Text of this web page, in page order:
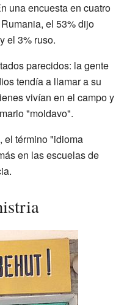
una encuesta en cuatro
el 53% dijo
el 3% ruso.
parecidos: la gente
tendía a llamar a su
vivían en el campo y
"moldavo".
el término "idioma
en las escuelas de